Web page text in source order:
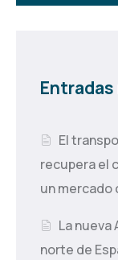
El
recupera el
un mercado
La nueva
norte de